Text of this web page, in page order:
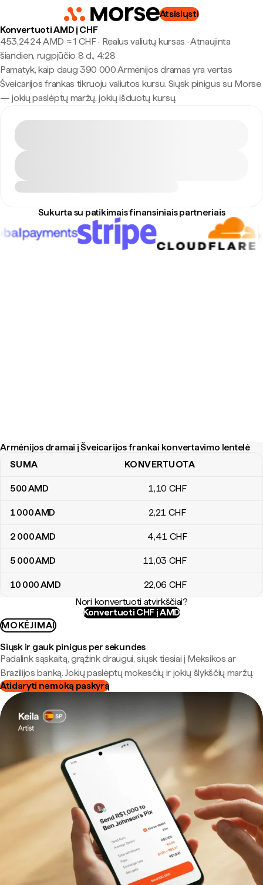
Atsisiųsti
Konvertuoti AMD į CHF
453,2424 AMD ≈ 1 CHF · Realus valiutų kursas ·Atnaujinta
šiandien, rugpjūčio 8 d., 4:28
Pamatyk, kaip daug 390 000 Armėnijos dramas yra vertas
Šveicarijos frankas tikruoju valiutos kursu. Siųsk pinigus su Morse
— jokių paslėptų maržų, jokių išduotų kursų.
Sukurta su patikimais finansiniais partneriais
Armėnijos dramai į Šveicarijos frankai konvertavimo lentelė
Armėnijos dramai į Šveicarijos frankai konvertavimo lentelė
SUMA KONVERTUOTA
500AMD 1,10 CHF
1 000AMD 2,21 CHF
2 000AMD 4,41 CHF
5 000AMD 11,03 CHF
10 000AMD 22,06 CHF
Nori konvertuoti atvirkščiai?
Konvertuoti CHF į AMD
MOKĖJIMAI
Siųsk ir gauk pinigus per sekundes
Padalink sąskaitą, grąžink draugui, siųsk tiesiai į Meksikos ar
Brazilijos banką. Jokių paslėptų mokesčių ir jokių šlykščių maržų.
Atidaryti nemoką paskyrą